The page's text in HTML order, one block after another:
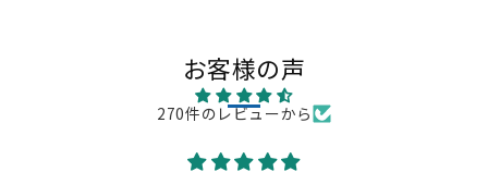
お客様の声
270件のレビューから